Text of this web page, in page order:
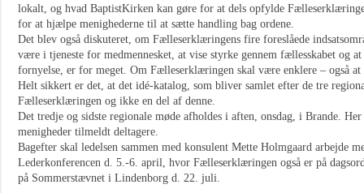
lokalt, og hvad BaptistKirken kan gøre for at dels opfylde
for at hjælpe menighederne til at sætte handling bag ordene.
Det blev også diskuteret, om Fælleserklæringens fire foreslåede
være i tjeneste for medmennesket, at vise styrke gennem fællesskabet og
fornyelse, er for meget. Om Fælleserklæringen skal være enklere – også at
Helt sikkert er det, at det idé-katalog, som bliver samlet efter de tre
Fælleserklæringen og ikke en del af denne.
Det tredje og sidste regionale møde afholdes i aften, onsdag, i Brande.
menigheder tilmeldt deltagere.
Bagefter skal ledelsen sammen med konsulent Mette Holmgaard arbejde
Lederkonferencen d. 5.-6. april, hvor Fælleserklæringen også er på
på Sommerstævnet i Lindenborg d. 22. juli.